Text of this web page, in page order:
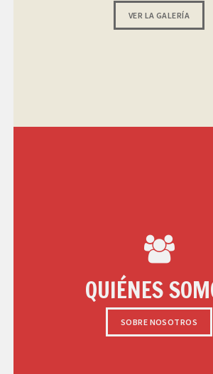
VER LA GALERÍA
QUIÉNES
SOBRE NOSOTROS